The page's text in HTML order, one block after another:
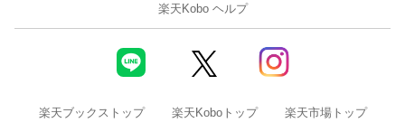
楽天Kobo ヘルプ
楽天ブックストップ 楽天Koboトップ 楽天市場トップ